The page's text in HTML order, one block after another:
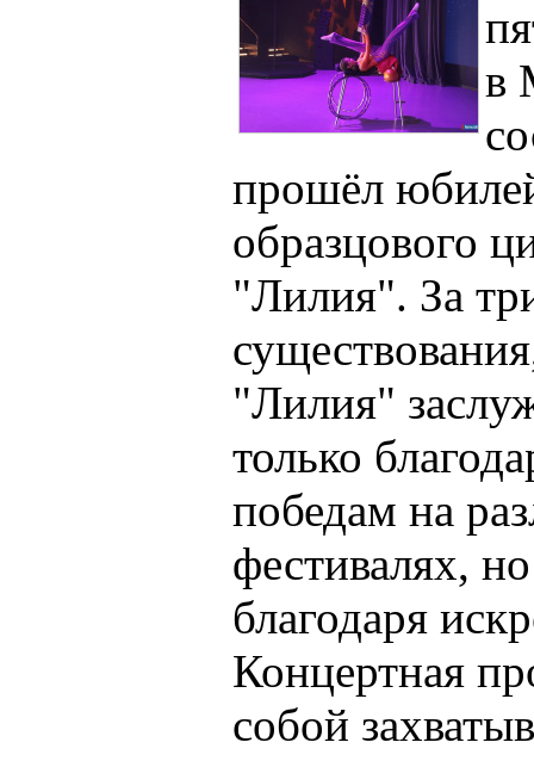
в
прошёл
образцового
"Лилия". За
"Лилия"
только
победам на
фестивалях,
благодаря
Концертная
собой